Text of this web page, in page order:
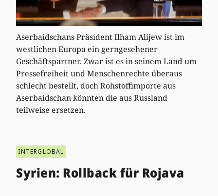
Aserbaidschans Präsident Ilham Alijew ist im
westlichen Europa ein gerngesehener
Geschäftspartner. Zwar ist es in seinem Land um
Pressefreiheit und Menschenrechte überaus
schlecht bestellt, doch Rohstoffimporte aus
Aserbaidschan könnten die aus Russland
teilweise ersetzen.
INTERGLOBAL
Syrien: Rollback für Rojava